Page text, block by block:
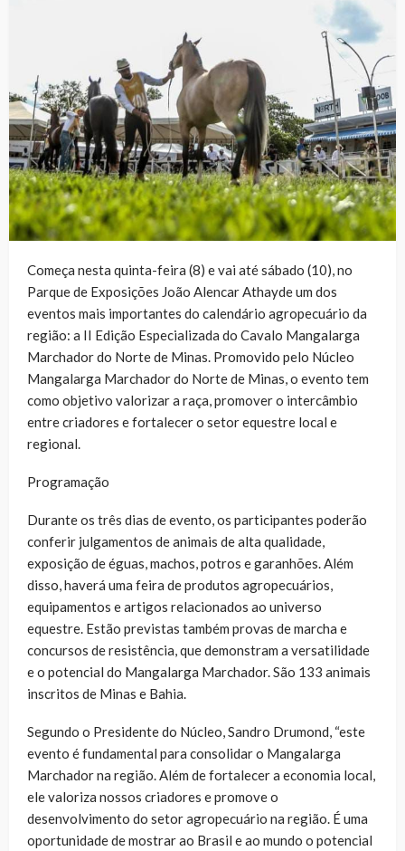
Começa nesta quinta-feira (8) e vai até sábado (10), no
Parque de Exposições João Alencar Athayde um dos
eventos mais importantes do calendário agropecuário da
região: a II Edição Especializada do Cavalo Mangalarga
Marchador do Norte de Minas. Promovido pelo Núcleo
Mangalarga Marchador do Norte de Minas, o evento tem
como objetivo valorizar a raça, promover o intercâmbio
entre criadores e fortalecer o setor equestre local e
regional.
Programação
Durante os três dias de evento, os participantes poderão
conferir julgamentos de animais de alta qualidade,
exposição de éguas, machos, potros e garanhões. Além
disso, haverá uma feira de produtos agropecuários,
equipamentos e artigos relacionados ao universo
equestre. Estão previstas também provas de marcha e
concursos de resistência, que demonstram a versatilidade
e o potencial do Mangalarga Marchador. São 133 animais
inscritos de Minas e Bahia.
Segundo o Presidente do Núcleo, Sandro Drumond, “este
evento é fundamental para consolidar o Mangalarga
Marchador na região. Além de fortalecer a economia local,
ele valoriza nossos criadores e promove o
desenvolvimento do setor agropecuário na região. É uma
oportunidade de mostrar ao Brasil e ao mundo o potencial